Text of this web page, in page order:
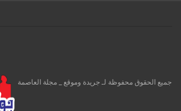
جميع الحقوق محفوظة لـ جريدة وموقع _ مجلة العاصمة